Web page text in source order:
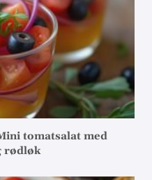
tomatsalat med
rødløk